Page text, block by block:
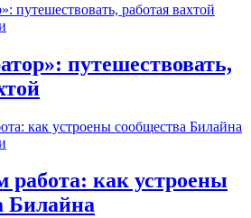
путешествовать,
работа: как устроены
Билайна